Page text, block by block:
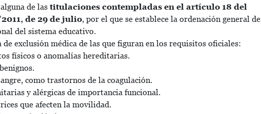
de las titulaciones contempladas en el artículo 18 del
de 29 de julio, por el que se establece la ordenación general de
del sistema educativo.
de exclusión médica de las que figuran en los requisitos oficiales:
físicos o anomalías hereditarias.
como trastornos de la coagulación.
y alérgicas de importancia funcional.
que afecten la movilidad.